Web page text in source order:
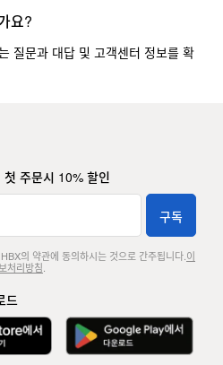
요?
질문과 대답 및 고객센터 정보를 확
첫 주문시 10% 할인
구독
의 약관에 동의하시는 것으로 간주됩니다. 이
처리방침
드